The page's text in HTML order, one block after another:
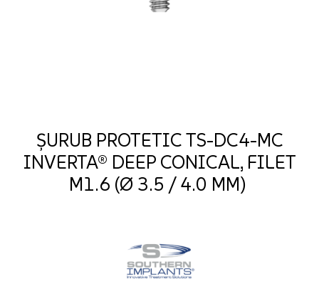
ȘURUB PROTETIC TS-DC4-MC
INVERTA® DEEP CONICAL, FILET
M1.6 (Ø 3.5 / 4.0 MM)